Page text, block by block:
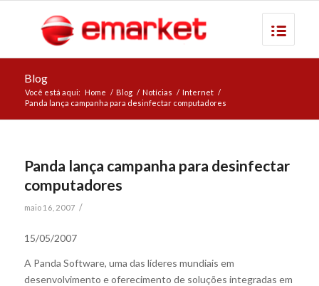
Blog
Você está aqui: Home / Blog / Notícias / Internet /
Panda lança campanha para desinfectar computadores
Panda lança campanha para desinfectar
computadores
maio 16, 2007 /
15/05/2007
A Panda Software, uma das líderes mundiais em
desenvolvimento e oferecimento de soluções integradas em